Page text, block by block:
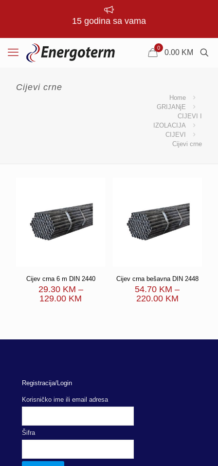
15 godina sa vama
0
0.00 KM
Cijevi crne
Home
GRIJANjE
CIJEVI I
IZOLACIJA
CIJEVI
Cijevi crne
Cijev crna 6 m DIN 2440
29.30 KM –
129.00 KM
Cijev crna bešavna DIN 2448
54.70 KM –
220.00 KMPrice
Registracija/Login
Korisničko ime ili email adresa
Šifra